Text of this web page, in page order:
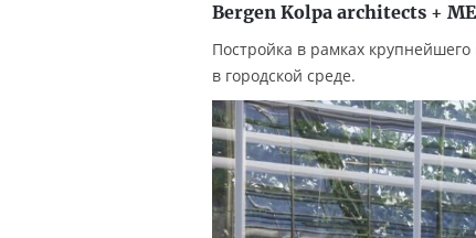
Bergen Kolpa architects +
Постройка в рамках крупнейшего
в городской среде.